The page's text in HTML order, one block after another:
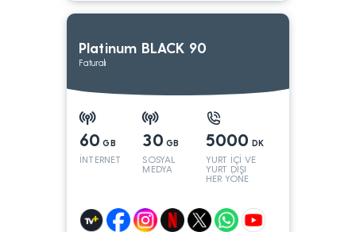
Platinum BLACK 90
Faturalı
60 GB
İNTERNET
30 GB
SOSYAL
MEDYA
5000 DK
YURT İÇİ VE
YURT DIŞI
HER YÖNE